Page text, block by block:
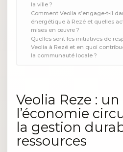
la ville ?
Comment Veolia s’engage-t-il
énergétique à Rezé et quelles
mises en œuvre ?
Quelles sont les initiatives de
Veolia à Rezé et en quoi
la communauté locale ?
Veolia Reze :
l’économie
la gestion
ressources